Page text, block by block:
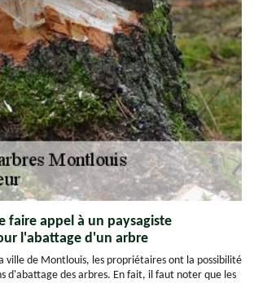
faire appel à un paysagiste
l'abattage d'un arbre
ville de Montlouis, les propriétaires ont la possibilité
d'abattage des arbres. En fait, il faut noter que les